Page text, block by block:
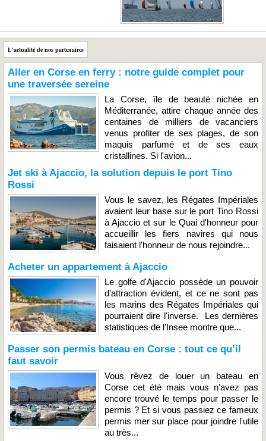
L'actualité de nos partenaires
Aller en Corse en ferry : notre guide complet pour
une traversée sereine
La Corse, île de beauté nichée en
Méditerranée, attire chaque année des
centaines de milliers de vacanciers
venus profiter de ses plages, de son
maquis parfumé et de ses eaux
cristallines. Si l'avion...
Jet ski à Ajaccio, la solution depuis le port Tino
Rossi
Vous le savez, les Régates Impériales
avaient leur base sur le port Tino Rossi
à Ajaccio et sur le Quai d'honneur pour
accueillir les fiers navires qui nous
faisaient l'honneur de nous rejoindre...
Acheter un appartement à Ajaccio
Le golfe d'Ajaccio possède un pouvoir
d'attraction évident, et ce ne sont pas
les marins des Régates Impériales qui
pourraient dire l'inverse. Les dernières
statistiques de l'Insee montre que...
Passer son permis bateau en Corse : tout ce qu’il
faut savoir
Vous rêvez de louer un bateau en
Corse cet été mais vous n'avez pas
encore trouvé le temps pour passer le
permis ? Et si vous passiez ce fameux
permis mer sur place pour joindre l'utile
au très...